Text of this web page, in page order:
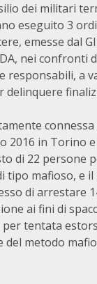
dei militari
eseguito 3
emesse dal
nei confronti
responsabili, a
delinquere
2016 in Torino
di 22 persone
tipo mafioso, e
di arrestare
ai fini di
tentata
del metodo